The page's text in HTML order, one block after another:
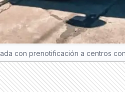
con prenotificación a centros